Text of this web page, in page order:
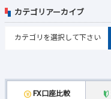
FX口座比較
カテゴリアーカイブ